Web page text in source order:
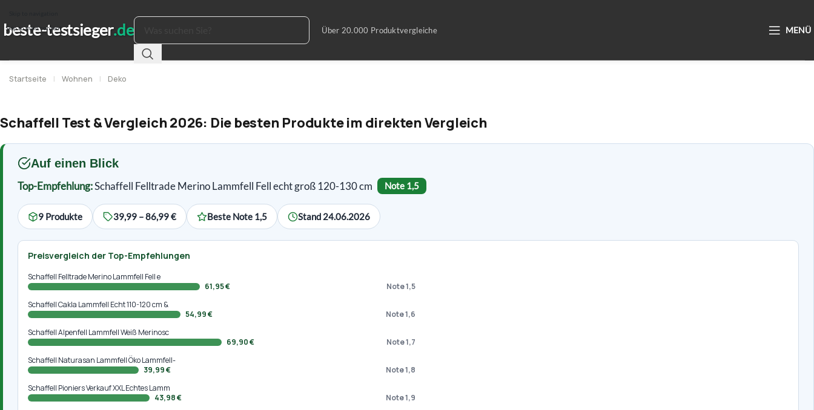
Skip to main content
Startseite | Wohnen | Deko
Schaffell Test & Vergleich 2026: Die besten Produkte im direkten Vergleich
Auf einen Blick
Top-Empfehlung:Schaffell Felltrade Merino Lammfell Fell echt groß 120-130 cm Note 1,5
9 Produkte 39,99 – 86,99 € Beste Note 1,5 Stand 24.06.2026
Preisvergleich der Top-Empfehlungen
Schaffell Felltrade Merino Lammfell Fell e
61,95 €
Note 1,5
Schaffell Cakla Lammfell Echt 110-120 cm &
54,99 €
Note 1,6
Schaffell Alpenfell Lammfell Weiß Merinosc
69,90 €
Note 1,7
Schaffell Naturasan Lammfell Öko Lammfell-
39,99 €
Note 1,8
Schaffell Pioniers Verkauf XXL Echtes Lamm
43,98 €
Note 1,9